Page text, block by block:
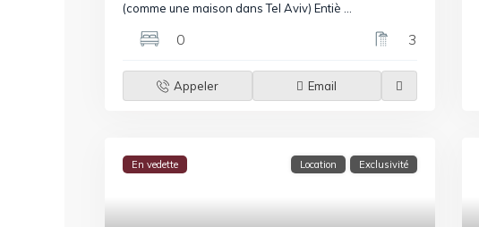
(comme une maison dans Tel Aviv) Entiè
0 3
Appeler Email
En vedette Location Exclusivité